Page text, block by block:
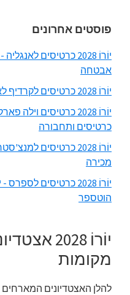
סרגל
צד
ראשי
פוסטים אחרונים
יוֹרוֹ 2028 כרטיסים
אבטחה
יוֹרוֹ 2028 כרטיסים לקרדיף לאצטדיון המילניום וויילס
כרטיסים ותחבורה
יוֹרוֹ 2028 כרטיסים
מכירה
הוטספר
יוֹרוֹ 2028
מקומות
להלן האצטדיונים המארחים